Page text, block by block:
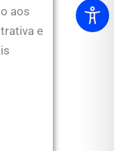
aos
e